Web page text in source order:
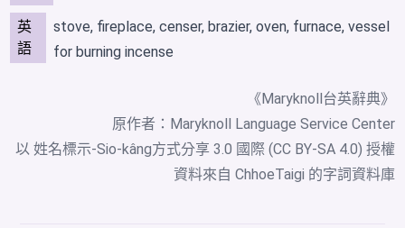
英
語
stove, fireplace, censer, brazier, oven, furnace, vessel
for burning incense
《Maryknoll台英辭典》
原作者：Maryknoll Language Service Center
以 姓名標示-Sio-kâng方式分享 3.0 國際 (CC BY-SA 4.0) 授權
資料來自 ChhoeTaigi 的字詞資料庫